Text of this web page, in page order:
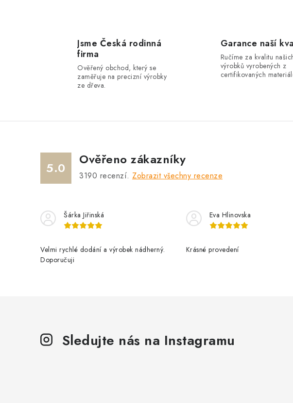
Jsme Česká rodinná
firma
Ověřený obchod, který se
zaměřuje na precizní výrobky
ze dřeva.
Garance naší
Ručíme za kvalitu
výrobků vyrobených z
certifikovaných
5.0
Ověřeno zákazníky
3190 recenzí. Zobrazit všechny recenze
Šárka Jiřinská
Velmi rychlé dodání a výrobek nádherný.
Doporučuji
Eva Hlinovska
Krásné provedení
Sledujte nás na Instagramu